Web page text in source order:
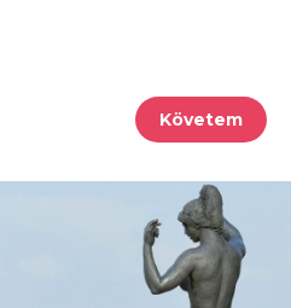
Követem